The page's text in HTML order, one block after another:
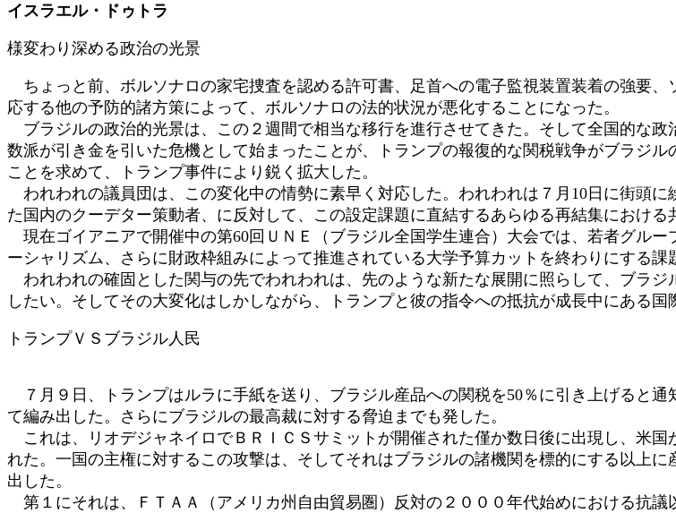
時
イスラエル・ドゥトラ
様変わり深める政治の光景
ちょっと前、ボルソナロの家宅捜査を認める許可書、足首への電子監視装置装着の強要、
応する他の予防的諸方策によって、ボルソナロの法的状況が悪化することになった。
ブラジルの政治的光景は、この２週間で相当な移行を進行させてきた。そして全国的な政
数派が引き金を引いた危機として始まったことが、トランプの報復的な関税戦争がブラジ
ことを求めて、トランプ事件により鋭く拡大した。
われわれの議員団は、この変化中の情勢に素早く対応した。われわれは７月10日に街頭
た国内のクーデター策動者、に反対して、この設定課題に直結するあらゆる再結集における
現在ゴイアニアで開催中の第60回ＵＮＥ（ブラジル全国学生連合）大会では、若者グル
ーシャリズム、さらに財政枠組みによって推進されている大学予算カットを終わりにする課
われわれの確固とした関与の先でわれわれは、先のような新たな展開に照らして、ブラジ
したい。そしてその大変化はしかしながら、トランプと彼の指令への抵抗が成長中にある国
トランプＶＳブラジル人民
７月９日、トランプはルラに手紙を送り、ブラジル産品への関税を50％に引き上げると
て編み出した。さらにブラジルの最高裁に対する脅迫までも発した。
これは、リオデジャネイロでＢＲＩＣＳサミットが開催された僅か数日後に出現し、米国
れた。一国の主権に対するこの攻撃は、そしてそれはブラジルの諸機関を標的にする以上
出した。
第１にそれは、ＦＴＡＡ（アメリカ州自由貿易圏）反対の２０００年代始めにおける抗議